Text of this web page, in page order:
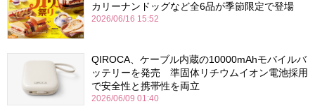
カリーナンドッグなど全6品が季節限定で登場
2026/06/16 15:52
QIROCA、ケーブル内蔵の10000mAhモバイルバ
ッテリーを発売 準固体リチウムイオン電池採用
で安全性と携帯性を両立
2026/06/09 01:40